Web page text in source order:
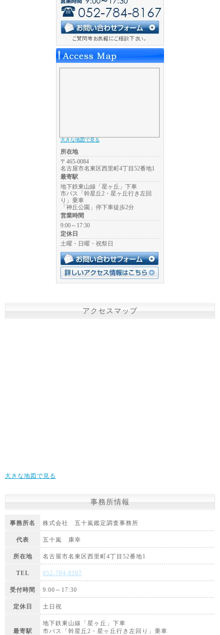
大きな地図で見る
所在地
〒465-0084
名古屋市名東区西里町4丁目52番地1
最寄駅
地下鉄東山線「星ヶ丘」下車
市バス「幹星丘2・星ヶ丘行き左回
り」乗車
「神丘公園」停下車徒歩2分
営業時間
9:00～17:30
定休日
土曜・日曜・祝祭日
アクセスマップ
大きな地図で見る
事務所情報
事務所名 株式会社 五十嵐鑑定調査事務所
代表 五十嵐 康幸
所在地 名古屋市名東区西里町4丁目52番地1
TEL 052-784-8167
受付時間 9:00～17:30
定休日 土日祝
最寄駅
地下鉄東山線「星ヶ丘」下車
市バス「幹星丘2・星ヶ丘行き左回り」乗車